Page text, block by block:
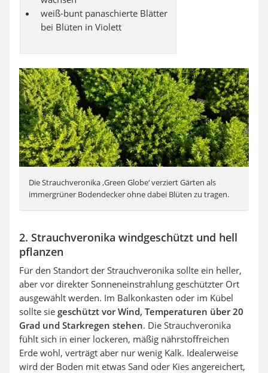
weiß-bunt panaschierte Blätter
bei Blüten in Violett
Die Strauchveronika ‚Green Globe‘ verziert Gärten als
immergrüner Bodendecker ohne dabei Blüten zu tragen.
2. Strauchveronika windgeschützt und hell
pflanzen
Für den Standort der Strauchveronika sollte ein heller,
aber vor direkter Sonneneinstrahlung geschützter Ort
ausgewählt werden. Im Balkonkasten oder im Kübel
sollte sie geschützt vor Wind, Temperaturen über 20
Grad und Starkregen stehen. Die Strauchveronika
fühlt sich in einer lockeren, mäßig nährstoffreichen
Erde wohl, verträgt aber nur wenig Kalk. Idealerweise
wird der Boden mit etwas Sand oder Kies angereichert,